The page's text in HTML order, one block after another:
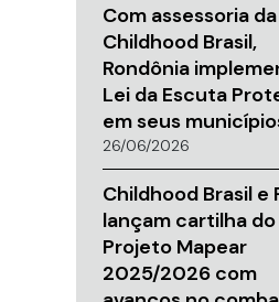
Com assessoria da
Childhood Brasil,
Rondônia
Lei da Escuta
em seus
26/06/2026
Childhood Brasil e
lançam cartilha do
Projeto Mapear
2025/2026 com